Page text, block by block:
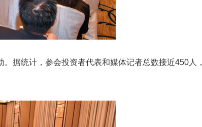
据统计，参会投资者代表和媒体记者总数接近450人，